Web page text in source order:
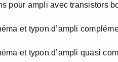
pour ampli avec transistors
et typon d’ampli
et typon d’ampli quasi